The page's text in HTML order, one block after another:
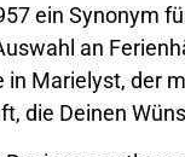
ein Synonym
an
in Marielyst, der
die Deinen